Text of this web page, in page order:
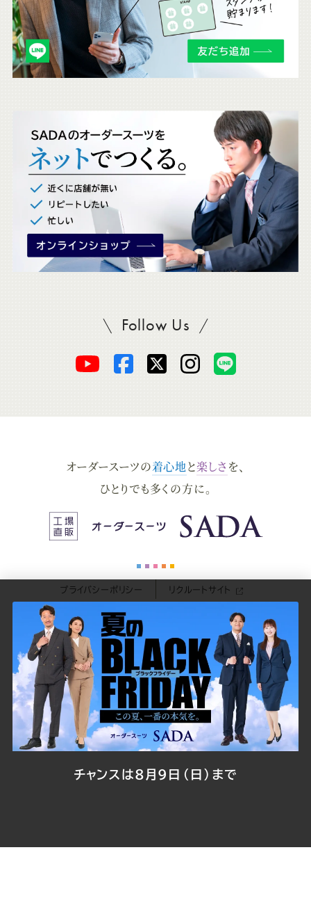
も
チ
ェ
Follow UsSADAをフォロー
オ
ー
ス
ツ
SADA
の
公
オ
ー
ス
ー
ツ
SADA
の
公
オ
ー
ス
ー
ツ
SADA
の
公
オ
ー
ス
ツ
SADA
の
公
ス
ツ
SADA
の
公
オーダースーツの着心地と楽しさ を、
ひとりでも多くの方に。
プライバシーポリシー リクルートサイト
© 2026 ORDER SUIT SADA All Rights Reserved.
チャンスは8月9日（日）まで